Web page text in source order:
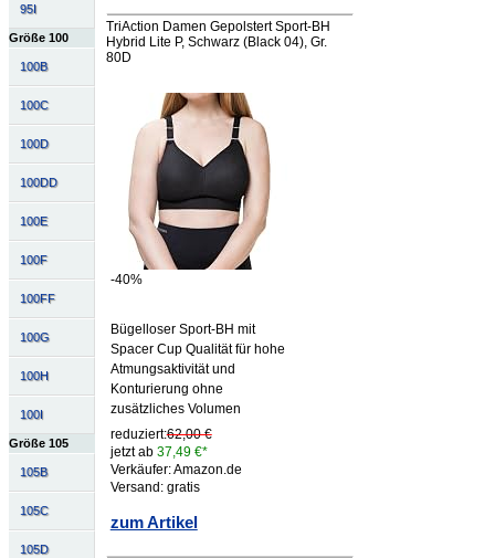
95I
Größe 100
100B
100C
100D
100DD
100E
100F
100FF
100G
100H
100I
Größe 105
105B
105C
105D
TriAction Damen Gepolstert Sport-BH
Hybrid Lite P, Schwarz (Black 04), Gr.
80D
-40%
Bügelloser Sport-BH mit
Spacer Cup Qualität für hohe
Atmungsaktivität und
Konturierung ohne
zusätzliches Volumen
reduziert:62,00 €
jetzt ab 37,49 €*
Verkäufer: Amazon.de
Versand: gratis
zum Artikel